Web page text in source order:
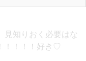
見知りおく必要はな
！！！！好き♡